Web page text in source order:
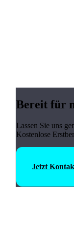
Bereit für
Lassen Sie uns
Kostenlose
Jetzt